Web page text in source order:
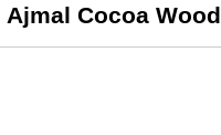
Ajmal Cocoa Wood